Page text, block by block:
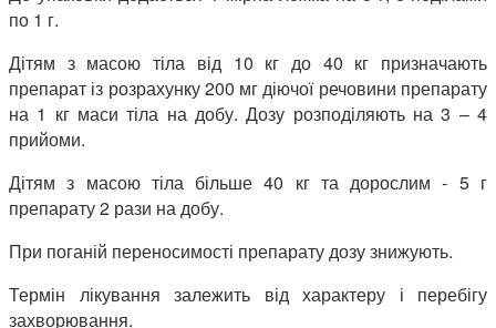
по 1 г.
Дітям з масою тіла від 10 кг до 40 кг призначають
препарат із розрахунку 200 мг діючої речовини препарату
на 1 кг маси тіла на добу. Дозу розподіляють на 3 – 4
прийоми.
Дітям з масою тіла більше 40 кг та дорослим - 5 г
препарату 2 рази на добу.
При поганій переносимості препарату дозу знижують.
Термін лікування залежить від характеру і перебігу
захворювання.